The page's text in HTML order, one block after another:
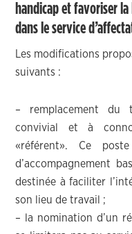
handicap et favoriser
dans le service
Les modifications
suivants :
– remplacement du
convivial et à
«référent». Ce
d’accompagnement
destinée à faciliter
son lieu de travail ;
– la nomination d’un